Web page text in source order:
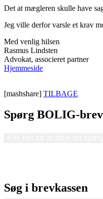
Det at mægleren skulle have
Jeg ville derfor varsle et krav
Med venlig hilsen
Rasmus Lindsten
Advokat, associeret partner
Hjemmeside
[mashshare] TILBAGE
Spørg BOLIG-
Søg i brevkassen